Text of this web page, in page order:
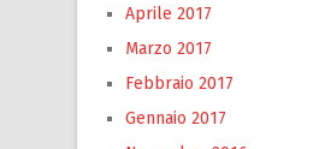
Aprile 2017
Marzo 2017
Febbraio 2017
Gennaio 2017